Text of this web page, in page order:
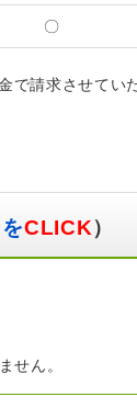
〇
で請求させてい
CLICK）
せん。